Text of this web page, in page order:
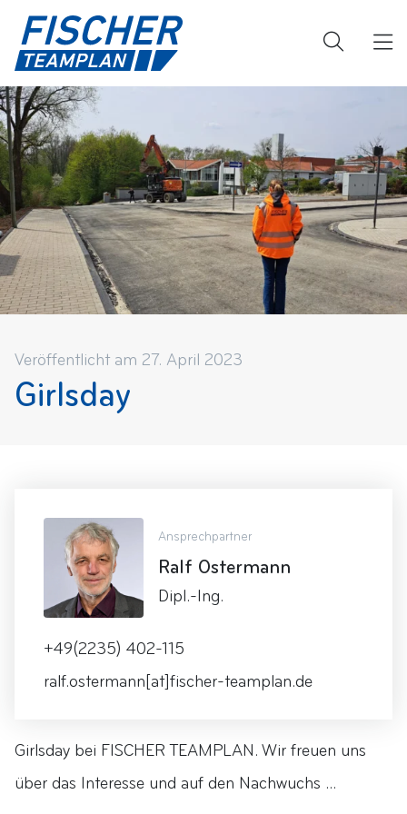
Veröffentlicht am 27. April 2023
Girlsday
Girlsday bei FISCHER TEAMPLAN. Wir freuen uns
über das Interesse und auf den Nachwuchs ...
Ansprechpartner
Ralf Ostermann
Dipl.-Ing.
+49(2235) 402-115
ralf.ostermann[at]fischer-teamplan.de